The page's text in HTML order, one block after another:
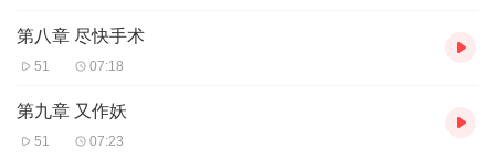
第八章 尽快手术
51 07:18
第九章 又作妖
51 07:23